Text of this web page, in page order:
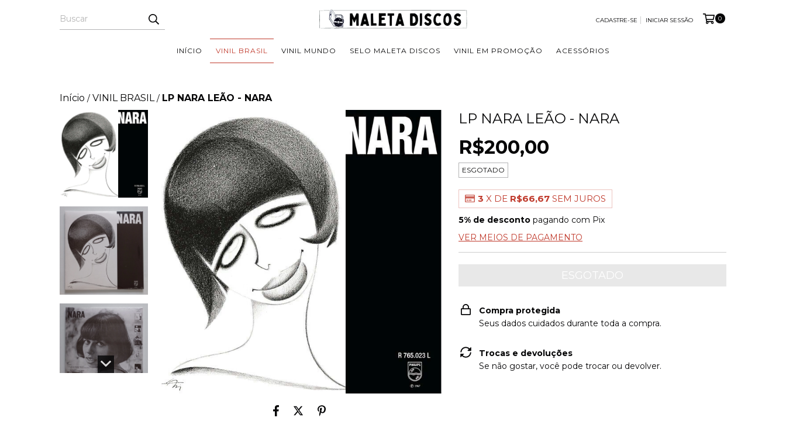
CADASTRE-SE INICIAR SESSÃO 0
INÍCIO VINIL BRASIL VINIL MUNDO SELO MALETA DISCOS VINIL EM PROMOÇÃO ACESSÓRIOS
Início / VINIL BRASIL / LP NARA LEÃO - NARA
LP NARA LEÃO - NARA
R$200,00
ESGOTADO
3 X DE R$66,67 SEM JUROS
5% de desconto pagando com Pix
VER MEIOS DE PAGAMENTO
Compra protegida
Seus dados cuidados durante toda a compra.
Trocas e devoluções
Se não gostar, você pode trocar ou devolver.